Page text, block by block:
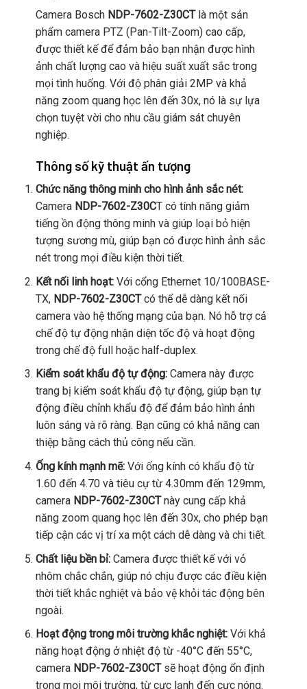
Camera Bosch NDP-7602-Z30CTlà một sản
phẩm camera PTZ (Pan-Tilt-Zoom) cao cấp,
được thiết kế để đảm bảo bạn nhận được hình
ảnh chất lượng cao và hiệu suất xuất sắc trong
mọi tình huống. Với độ phân giải 2MP và khả
năng zoom quang học lên đến 30x, nó là sự lựa
chọn tuyệt vời cho nhu cầu giám sát chuyên
nghiệp.
Thông số kỹ thuật ấn tượng
Chức năng thông minh cho hình ảnh sắc nét:
Camera NDP-7602-Z30CT có tính năng giảm
tiếng ồn động thông minh và giúp loại bỏ hiện
tượng sương mù, giúp bạn có được hình ảnh sắc
nét trong mọi điều kiện thời tiết.
Kết nối linh hoạt:Với cổng Ethernet 10/100BASE-
TX, NDP-7602-Z30CTcó thể dễ dàng kết nối
camera vào hệ thống mạng của bạn. Nó hỗ trợ cả
chế độ tự động nhận diện tốc độ và hoạt động
trong chế độ full hoặc half-duplex.
Kiểm soát khẩu độ tự động:Camera này được
trang bị kiểm soát khẩu độ tự động, giúp bạn tự
động điều chỉnh khẩu độ để đảm bảo hình ảnh
luôn sáng và rõ ràng. Bạn cũng có khả năng can
thiệp bằng cách thủ công nếu cần.
Ống kính mạnh mẽ:Với ống kính có khẩu độ từ
1.60 đến 4.70 và tiêu cự từ 4.30mm đến 129mm,
camera NDP-7602-Z30CTnày cung cấp khả
năng zoom quang học lên đến 30x, cho phép bạn
tiếp cận các vị trí xa một cách dễ dàng và chi tiết.
Chất liệu bền bỉ:Camera được thiết kế với vỏ
nhôm chắc chắn, giúp nó chịu được các điều kiện
thời tiết khắc nghiệt và bảo vệ khỏi tác động bên
ngoài.
Hoạt động trong môi trường khắc nghiệt:Với khả
năng hoạt động ở nhiệt độ từ -40°C đến 55°C,
camera NDP-7602-Z30CT sẽ hoạt động ổn định
trong mọi môi trường, từ cực lạnh đến cực nóng.